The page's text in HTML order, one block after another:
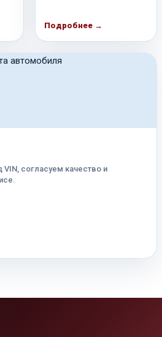
Подробнее →
согласуем качество и